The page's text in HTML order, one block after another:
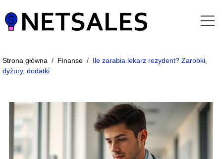
Strona główna / Finanse / Ile zarabia lekarz rezydent? Zarobki,
dyżury, dodatki